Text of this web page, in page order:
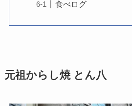
食べログ
元祖からし焼 とん八